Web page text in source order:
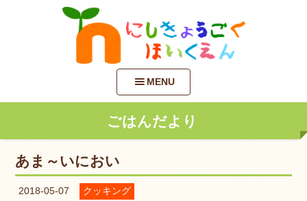
MENU
ごはんだより
あま～いにおい
2018-05-07 クッキング